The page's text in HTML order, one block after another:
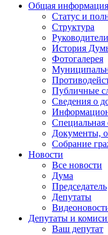
Общая информация
Статус и
Структура
Руководители
История
Фотогалерея
Публичные
Сведения о
Специальная
Документы,
Собрание
Новости
Все новости
Дума
Председатель
Депутаты
Депутаты и
Ваш депутат